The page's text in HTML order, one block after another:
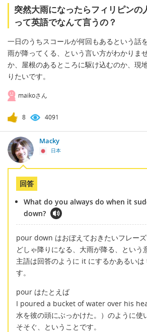
突然大雨になったらフィリピンの
って英語でなんて言うの？
一日のうちスコールが何回もあるという話
雨が降ってくる、という言い方がわかりま
か、屋根のあるところに駆け込むのか、現
りたいです。
maikoさん
8 4091
Macky
日本
回答
What do you always do when it
down?
pour down はおぼえておきたいフレーズ
どしゃ降りになる、大雨が降る、という
主語は回答のように it にするかあるい
す。
pour はたとえば
I poured a bucket of water over his
水を彼の頭にぶっかけた。）のように使
そそぐ、ということです。